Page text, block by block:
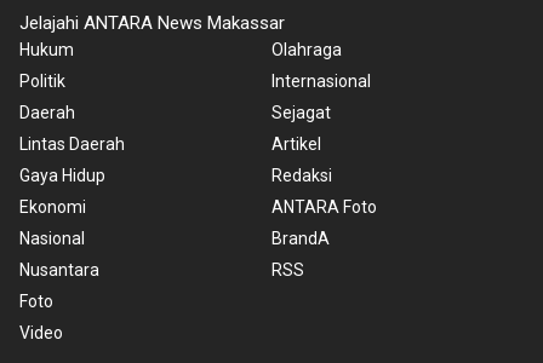
Jelajahi ANTARA News Makassar
Hukum
Politik
Daerah
Lintas Daerah
Gaya Hidup
Ekonomi
Nasional
Nusantara
Foto
Video
Olahraga
Internasional
Sejagat
Artikel
Redaksi
ANTARA Foto
BrandA
RSS